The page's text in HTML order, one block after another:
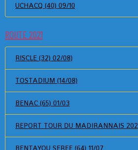
UCHACQ (40) 09/10
ROUTE 2021
RISCLE (32) 02/08)
TOSTADIUM (14/08)
BENAC (65) 01/03
REPORT TOUR DU MADIRANNAIS 202
BENTAYOU SEREE (64) 11/07